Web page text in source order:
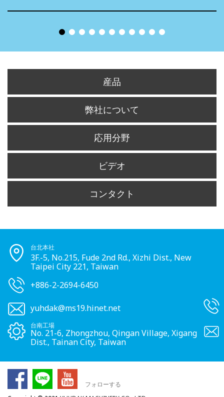
産品
弊社について
応用分野
ビデオ
コンタクト
台北本社
3F.-5, No.215, Fude 2nd Rd., Xizhi Dist., New
Taipei City 221, Taiwan
+886-2-2694-6450
yuhdak@ms19.hinet.net
台南工場
No. 21-6, Zhongzhou, Qingan Village, Xigang
Dist., Tainan City, Taiwan
フォローする